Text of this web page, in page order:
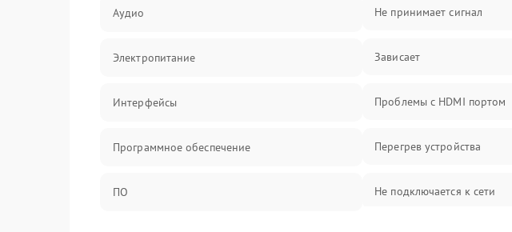
Аудио
Электропитание
Интерфейсы
Программное обеспечение
ПО
Не принимает сигнал
Зависает
Проблемы с HDMI портом
Перегрев устройства
Не подключается к сети